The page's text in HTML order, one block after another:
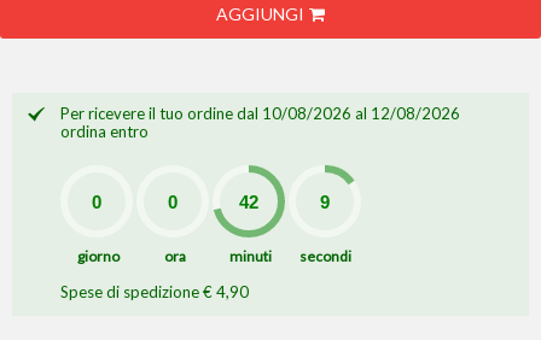
AGGIUNGI
Per ricevere il tuo ordine dal 10/08/2026 al 12/08/2026
ordina entro
giorno ora minuti secondi
Spese di spedizione € 4,90